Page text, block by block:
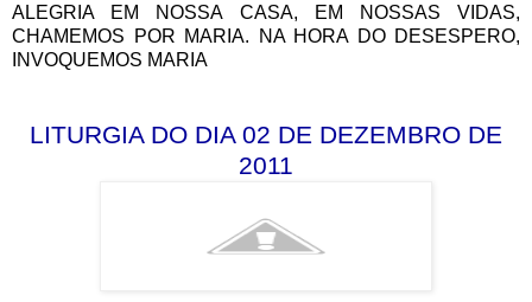
ALEGRIA EM NOSSA CASA, EM NOSSAS VIDAS,
CHAMEMOS POR MARIA. NA HORA DO DESESPERO,
INVOQUEMOS MARIA
LITURGIA DO DIA 02 DE DEZEMBRO DE
2011